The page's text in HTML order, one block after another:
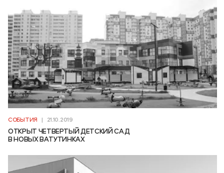
СОБЫТИЯ | 21.10.2019
ОТКРЫТ ЧЕТВЕРТЫЙ ДЕТСКИЙ САД
В НОВЫХ ВАТУТИНКАХ